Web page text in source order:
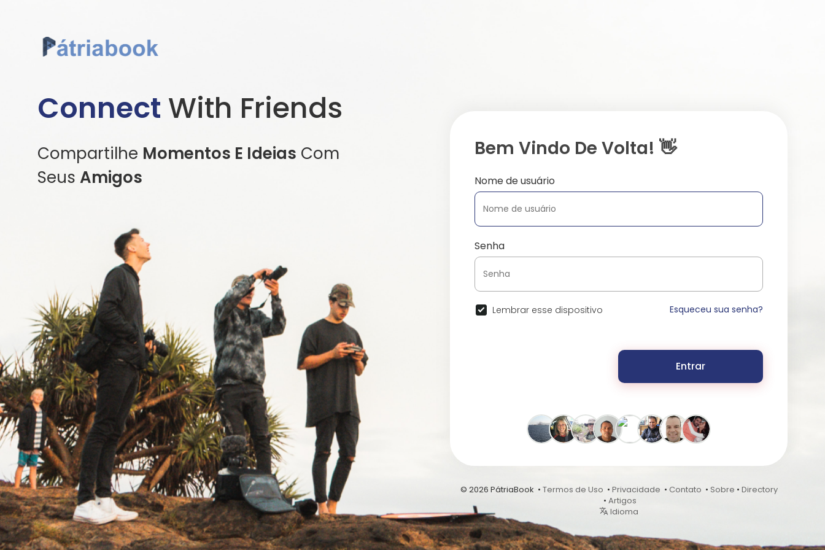
Connect With Friends
Compartilhe Momentos E Ideias Com
Seus Amigos
Bem Vindo De Volta! 👋
Nome de usuário
Senha
Lembrar esse dispositivo Esqueceu sua senha?
Entrar
© 2026 PátriaBook • Termos de Uso • Privacidade • Contato • Sobre • Directory
• Artigos
Idioma